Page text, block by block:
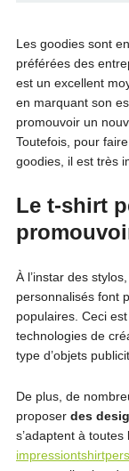
Les goodies sont
préférées des
est un excellent
en marquant son
promouvoir un
Toutefois, pour
goodies, il est très
Le t-shirt
À l’instar des
personnalisés font
populaires. Ceci
technologies de
type d’objets
De plus, de
proposer des
s’adaptent à toutes